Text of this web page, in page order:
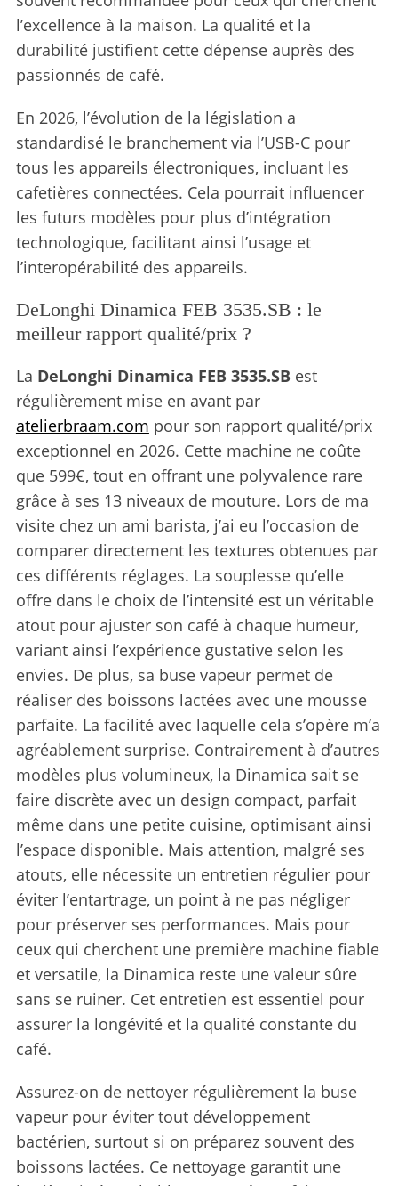
l’excellence à la maison. La qualité et la
durabilité justifient cette dépense auprès des
passionnés de café.
En 2026, l’évolution de la législation a
standardisé le branchement via l’USB-C pour
tous les appareils électroniques, incluant les
cafetières connectées. Cela pourrait influencer
les futurs modèles pour plus d’intégration
technologique, facilitant ainsi l’usage et
l’interopérabilité des appareils.
DeLonghi Dinamica FEB 3535.SB : le
meilleur rapport qualité/prix ?
La DeLonghi Dinamica FEB 3535.SB est
régulièrement mise en avant par
atelierbraam.com pour son rapport qualité/prix
exceptionnel en 2026. Cette machine ne coûte
que 599€, tout en offrant une polyvalence rare
grâce à ses 13 niveaux de mouture. Lors de ma
visite chez un ami barista, j’ai eu l’occasion de
comparer directement les textures obtenues par
ces différents réglages. La souplesse qu’elle
offre dans le choix de l’intensité est un véritable
atout pour ajuster son café à chaque humeur,
variant ainsi l’expérience gustative selon les
envies. De plus, sa buse vapeur permet de
réaliser des boissons lactées avec une mousse
parfaite. La facilité avec laquelle cela s’opère m’a
agréablement surprise. Contrairement à d’autres
modèles plus volumineux, la Dinamica sait se
faire discrète avec un design compact, parfait
même dans une petite cuisine, optimisant ainsi
l’espace disponible. Mais attention, malgré ses
atouts, elle nécessite un entretien régulier pour
éviter l’entartrage, un point à ne pas négliger
pour préserver ses performances. Mais pour
ceux qui cherchent une première machine fiable
et versatile, la Dinamica reste une valeur sûre
sans se ruiner. Cet entretien est essentiel pour
assurer la longévité et la qualité constante du
café.
Assurez-on de nettoyer régulièrement la buse
vapeur pour éviter tout développement
bactérien, surtout si on préparez souvent des
boissons lactées. Ce nettoyage garantit une